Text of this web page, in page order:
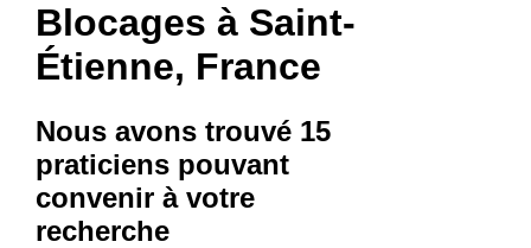
Blocages à Saint-
Étienne, France
Nous avons trouvé 15
praticienspouvant
convenir à votre
recherche